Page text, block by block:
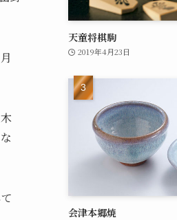
天童将棋駒
2019年4月23日
会津本郷焼